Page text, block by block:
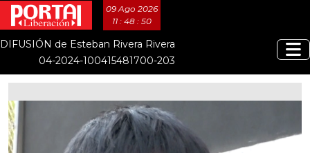
09 Ago 2026
11 : 48 : 51
DIFUSIÓN de Esteban Rivera Rivera
04-2024-100415481700-203